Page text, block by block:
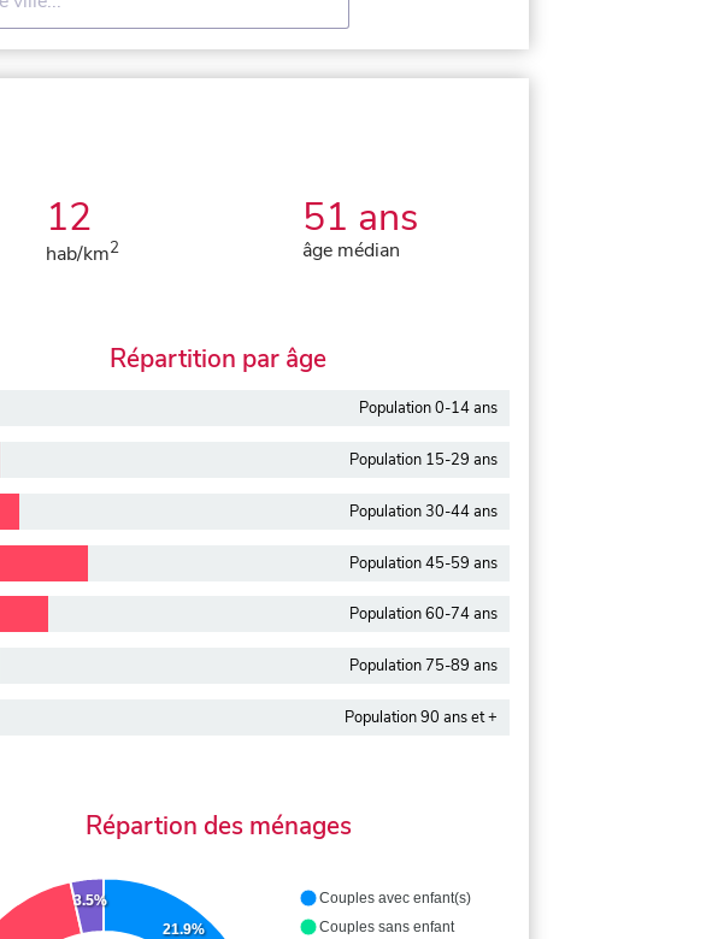
12
hab/km2
51 ans
âge médian
Répartition par âge
Population 0-14 ans
Population 15-29 ans
Population 30-44 ans
Population 45-59 ans
Population 60-74 ans
Population 75-89 ans
Population 90 ans et +
Répartion des ménages
21.9%
3.5%
Couples avec enfant(s)
Couples sans enfant